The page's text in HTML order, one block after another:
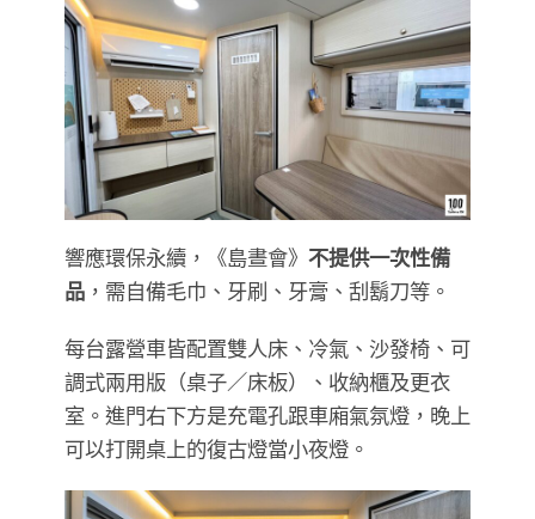
響應環保永續，《島晝會》 不提供一次性備
品 ，需自備毛巾、牙刷、牙膏、刮鬍刀等。
每台露營車皆配置雙人床、冷氣、沙發椅、可
調式兩用版（桌子／床板）、收納櫃及更衣
室。進門右下方是充電孔跟車廂氣氛燈，晚上
可以打開桌上的復古燈當小夜燈。